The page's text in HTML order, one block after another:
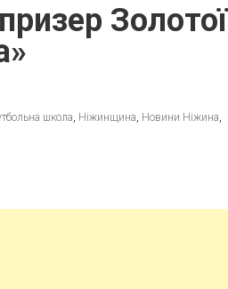
Золотої
школа Ніжинщина Новини Ніжина